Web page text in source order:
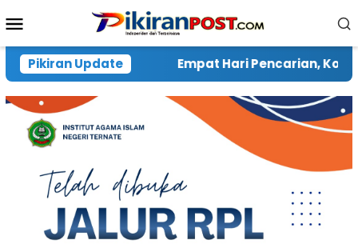
ke
Mobile
Pikiran Update
Pencarian, Korban Tabrakan Longboat Di Perairan